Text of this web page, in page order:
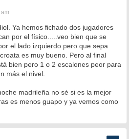
Ya hemos fichado dos jugadores
por el físico.....veo bien que se
el lado izquierdo pero que sepa
es muy bueno. Pero al final
bien pero 1 o 2 escalones peor para
más el nivel.
madrileña no sé si es la mejor
es menos guapo y ya vemos como